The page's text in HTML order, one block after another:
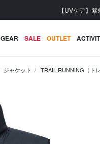
会員登録
GEAR SALE OUTLET
ジャケット TRAIL RUNNING（ト